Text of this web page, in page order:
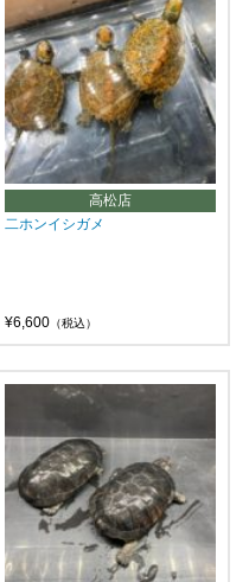
高松店
二ホンイシガメ
¥6,600 （税込）